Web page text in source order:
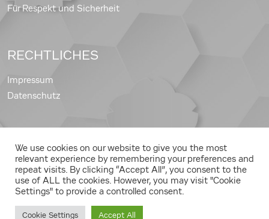
We use cookies on our website to give you the most
relevant experience by remembering your preferences and
repeat visits. By clicking “Accept All”, you consent to the
use of ALL the cookies. However, you may visit "Cookie
Settings" to provide a controlled consent.
Cookie Settings Accept All
Für Respekt und Sicherheit
RECHTLICHES
Impressum
Datenschutz
Copyright © 2026 Judo Landesverband Steiermark